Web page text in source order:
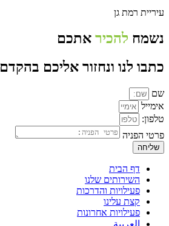
עיריית רמת גן
נשמח להכיר אתכם
כתבו לנו ונחזור אליכם בהקדם
שם
אימייל
טלפון:
פרטי הפניה
שליחה
דף הבית
השירותים שלנו
פעילויות והדרכות
קצת עלינו
פעילויות אחרונות
العربية